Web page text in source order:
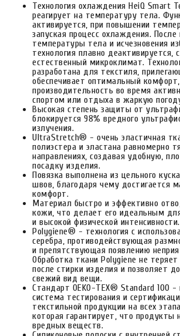
Технология охлаждения HeiQ Smart
реагирует на температуру тела.
активируется, при повышении
запуская процесс охлаждения.
температуры тела и исчезновения
технология плавно деактивируется,
естественный микроклимат.
разработана для текстиля,
обеспечивает оптимальный
производительность во время
спортом или отдыха в жаркую
Высокая степень защиты от
блокируется 98% вредного
излучения.
UltraStretch® - очень эластичная
полиэстера и эластана равномерно
направлениях, создавая удобную,
посадку изделия.
Повязка выполнена из цельного
швов, благодаря чему достигается
комфорт.
Материал быстро и эффективно
кожи, что делает его идеальным
и высокой физической интенсивности.
Polygiene® - технология с
серебра, противодействующая
и препятствующая появлению
Обработка ткани Polygiene не теряет
после стирки изделия и позволяет
свежий вид вещи.
Стандарт OEKO-TEX® Standard 100 -
система тестирования и
текстильной продукции на всех
которая гарантирует, что продукты
вредных веществ.